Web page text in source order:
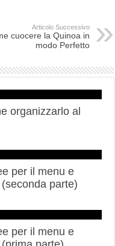
Articolo Successivo
cuocere la Quinoa in
modo Perfetto
organizzarlo al
per il menu e
parte)
per il menu e